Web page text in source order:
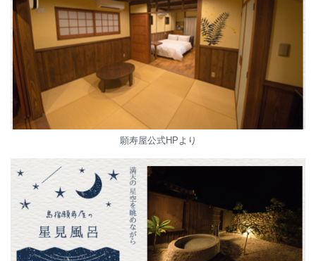
願寿屋公式HPより